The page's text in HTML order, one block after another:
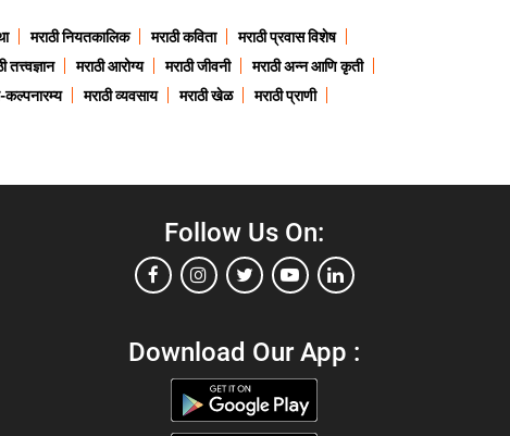
मराठी नियतकालिक मराठी कविता
मराठी प्रवास विशेष
तत्त्वज्ञान मराठी आरोग्य मराठी जीवनी
मराठी अन्न आणि कृती
कल्पनारम्य मराठी व्यवसाय मराठी खेळ
मराठी प्राणी
Follow Us On:
Download Our App :